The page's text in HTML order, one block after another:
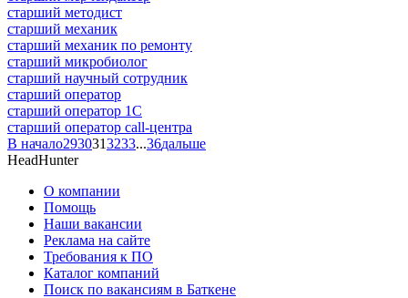
старший методист
старший механик
старший механик по ремонту
старший микробиолог
старший научный сотрудник
старший оператор
старший оператор 1С
старший оператор call-центра
В начало2930313233...36дальше
HeadHunter
О компании
Помощь
Наши вакансии
Реклама на сайте
Требования к ПО
Каталог компаний
Поиск по вакансиям в Баткене